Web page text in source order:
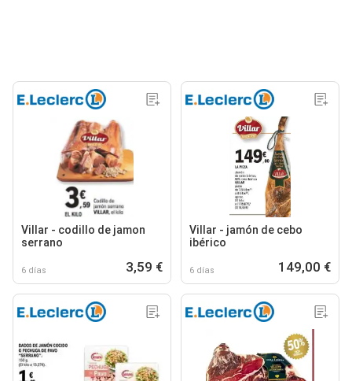
Villar - codillo de jamon
serrano
6 días 3,59 €
Villar - jamón de cebo
ibérico
6 días 149,00 €